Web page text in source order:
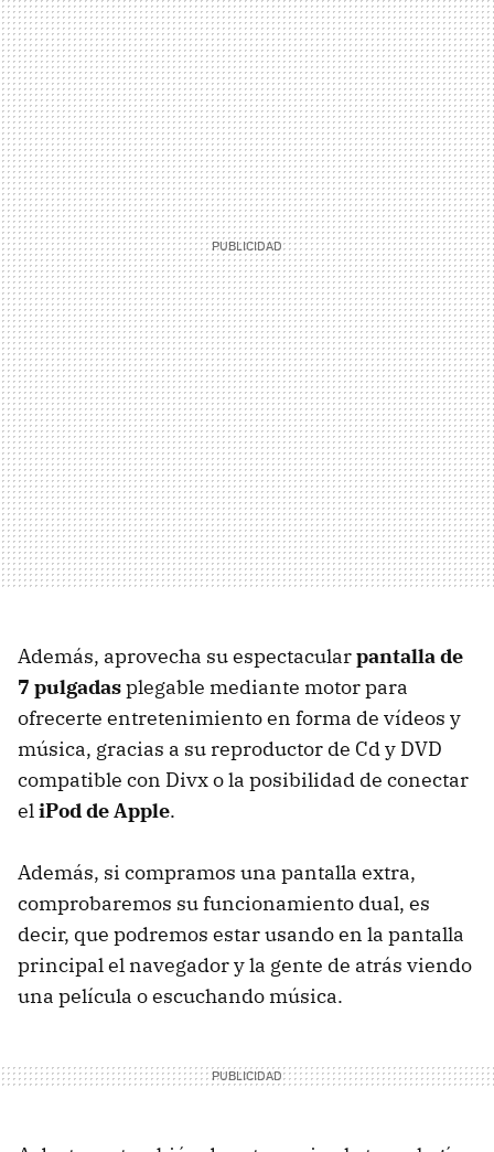
Además, aprovecha su espectacularpantalla de
7 pulgadasplegable mediante motor para
ofrecerte entretenimiento en forma de vídeos y
música, gracias a su reproductor de Cd y DVD
compatible con Divx o la posibilidad de conectar
eliPod de Apple.
Además, si compramos una pantalla extra,
comprobaremos su funcionamiento dual, es
decir, que podremos estar usando en la pantalla
principal el navegador y la gente de atrás viendo
una película o escuchando música.